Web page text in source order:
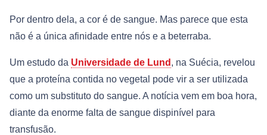
Por dentro dela, a cor é de sangue. Mas parece que esta
não é a única afinidade entre nós e a beterraba.
Um estudo da Universidade de Lund , na Suécia, revelou
que a proteína contida no vegetal pode vir a ser utilizada
como um substituto do sangue. A notícia vem em boa hora,
diante da enorme falta de sangue dispinível para
transfusão.